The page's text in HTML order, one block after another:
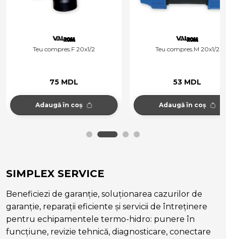
Teu compres.F 20x1/2
75 MDL
Adaugă în coș
Teu compres.M 20x1/2
53 MDL
Adaugă în coș
SIMPLEX SERVICE
Beneficiezi de garanție, soluționarea cazurilor de
garanție, reparații eficiente și servicii de întreținere
pentru echipamentele termo-hidro: punere în
funcțiune, revizie tehnică, diagnosticare, conectare